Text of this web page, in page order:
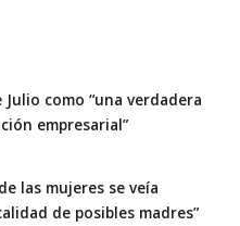
como “una verdadera
empresarial”
las mujeres se veía
de posibles madres”